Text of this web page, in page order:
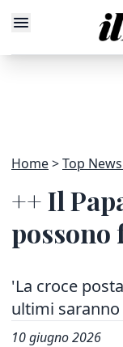
Home Top
++ Il
possono
'La croce
ultimi
10 giugno 2026